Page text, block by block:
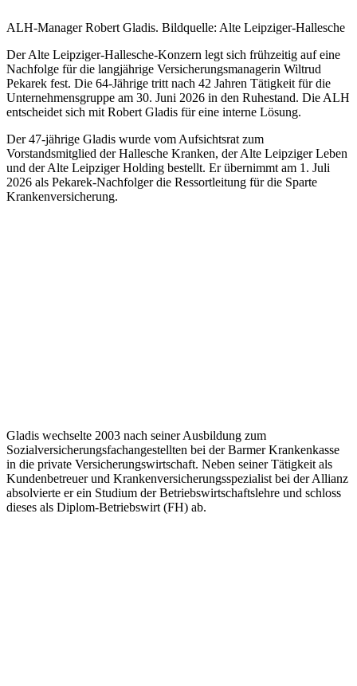
ALH-Manager Robert Gladis. Bildquelle: Alte Leipziger-Hallesche
Der Alte Leipziger-Hallesche-Konzern legt sich frühzeitig auf eine
Nachfolge für die langjährige Versicherungsmanagerin Wiltrud
Pekarek fest. Die 64-Jährige tritt nach 42 Jahren Tätigkeit für die
Unternehmensgruppe am 30. Juni 2026 in den Ruhestand. Die ALH
entscheidet sich mit Robert Gladis für eine interne Lösung.
Der 47-jährige Gladis wurde vom Aufsichtsrat zum
Vorstandsmitglied der Hallesche Kranken, der Alte Leipziger Leben
und der Alte Leipziger Holding bestellt. Er übernimmt am 1. Juli
2026 als Pekarek-Nachfolger die Ressortleitung für die Sparte
Krankenversicherung.
Gladis wechselte 2003 nach seiner Ausbildung zum
Sozialversicherungsfachangestellten bei der Barmer Krankenkasse
in die private Versicherungswirtschaft. Neben seiner Tätigkeit als
Kundenbetreuer und Krankenversicherungsspezialist bei der Allianz
absolvierte er ein Studium der Betriebswirtschaftslehre und schloss
dieses als Diplom-Betriebswirt (FH) ab.